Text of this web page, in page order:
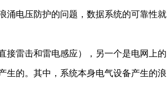
涌电压防护的问题，数据系统的可靠性就
接雷击和雷电感应），另一个是电网上的
生的。其中，系统本身电气设备产生的浪